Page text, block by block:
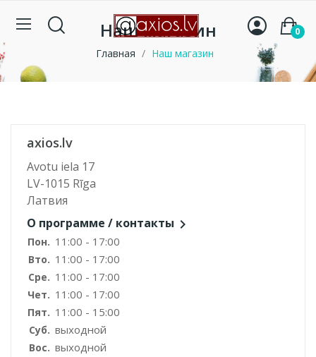
0
Наш магазин
Главная Наш магазин
axios.lv
Avotu iela 17
LV-1015 Rīga
Латвия
О программе / контакты 
Пон. 11:00 - 17:00
Вто. 11:00 - 17:00
Сре. 11:00 - 17:00
Чет. 11:00 - 17:00
Пят. 11:00 - 15:00
Суб. выходной
Вос. выходной